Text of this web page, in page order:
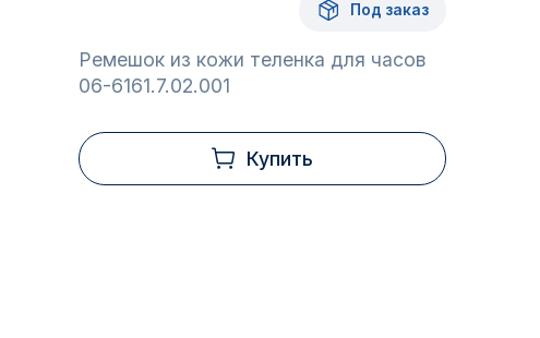
Под заказ
Ремешок из кожи теленка для часов
06-6161.7.02.001
Купить